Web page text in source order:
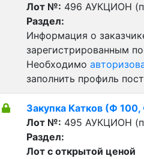
Лот №: 496 АУКЦИОН
Раздел:
Информация о
зарегистрированным
Необходимо
заполнить профиль
Закупка Катков (Ф
Лот №: 495 АУКЦИОН
Раздел:
Лот с открытой ценой